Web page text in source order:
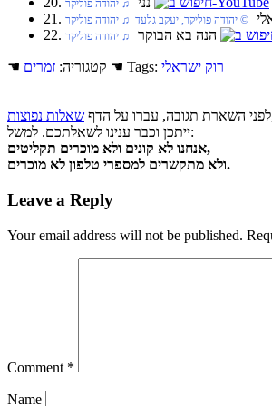
♫ יהודה פוליקר
© יהודה פוליקר, יעקב גלעד ♫ יהודה פוליקר
22. הנה בא הבוקר ♫ יהודה פוליקר
☚ קטגוריה: זמרים ☚ Tags: רוק ישראלי
לפני השארת תגובה, עברו על הדף שאלות נפוצות
ייתכן וכבר ענינו לשאלתכם. למשל:
אנחנו לא קונים ולא מוכרים תקליטים,
ולא מתקשרים למספרי טלפון לא מוכרים.
Leave a Reply
Your email address will not be published.
Comment *
Name